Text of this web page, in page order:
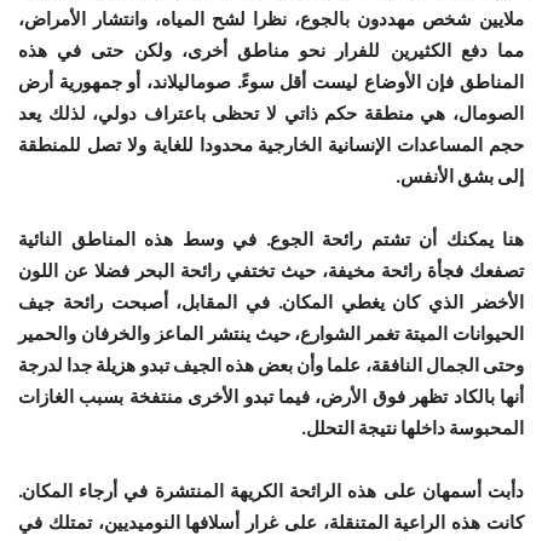
ملايين شخص مهددون بالجوع، نظرا لشح المياه، وانتشار الأمراض،
مما دفع الكثيرين للفرار نحو مناطق أخرى، ولكن حتى في هذه
المناطق فإن الأوضاع ليست أقل سوءً. صوماليلاند، أو جمهورية أرض
الصومال، هي منطقة حكم ذاتي لا تحظى باعتراف دولي، لذلك يعد
حجم المساعدات الإنسانية الخارجية محدودا للغاية ولا تصل للمنطقة
إلى بشق الأنفس.
هنا يمكنك أن تشتم رائحة الجوع. في وسط هذه المناطق النائية
تصفعك فجأة رائحة مخيفة، حيث تختفي رائحة البحر فضلا عن اللون
الأخضر الذي كان يغطي المكان. في المقابل، أصبحت رائحة جيف
الحيوانات الميتة تغمر الشوارع، حيث ينتشر الماعز والخرفان والحمير
وحتى الجمال النافقة، علما وأن بعض هذه الجيف تبدو هزيلة جدا لدرجة
أنها بالكاد تظهر فوق الأرض، فيما تبدو الأخرى منتفخة بسبب الغازات
المحبوسة داخلها نتيجة التحلل.
دأبت أسمهان على هذه الرائحة الكريهة المنتشرة في أرجاء المكان.
كانت هذه الراعية المتنقلة، على غرار أسلافها النوميديين، تمتلك في